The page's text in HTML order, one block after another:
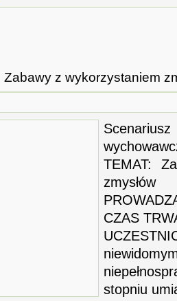
Zabawy z wykorzystaniem
TEMAT:
zmysłów
CZAS
stopniu